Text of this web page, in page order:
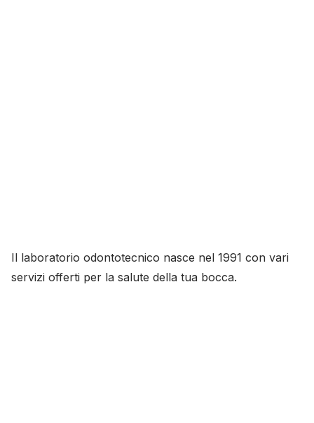
Il laboratorio odontotecnico nasce nel 1991 con vari
servizi offerti per la salute della tua bocca.